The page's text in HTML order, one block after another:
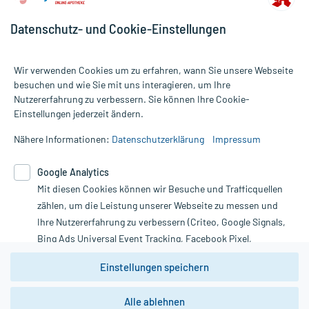
Alle Preise gelten inkl. MwSt., ggf. zzgl. Versandkosten
Informationen auf dieser Website werden ausschließlich für
die Untersuchung und Behandlung durch einen Arzt. Bitte
Therapien eingeleitet werden können. | Diese Webseite benutzt
Google Analytics. Lesen Sie bitte dazu die wichtigen Hinweise in
unserer Datenschutzerklärung. Für den Widerruf einer Bestellung
nutzen Sie das Formular:
Vertrag widerrufen
*Hinweise zu unseren Aktionen und Bewertungen
Datenschutz- und Cookie-Einstellungen
Wir verwenden Cookies um zu erfahren, wann Sie unsere Webseite
besuchen und wie Sie mit uns interagieren, um Ihre
Nutzererfahrung zu verbessern. Sie können Ihre Cookie-
Einstellungen jederzeit ändern.
Nähere Informationen: Datenschutzerklärung Impressum
Google Analytics
Mit diesen Cookies können wir Besuche und Trafficquellen
zählen, um die Leistung unserer Webseite zu messen und
Ihre Nutzererfahrung zu verbessern (Criteo, Google Signals,
Bing Ads Universal Event Tracking, Facebook Pixel,
Youtube-Social Plugin).
Wir weisen darauf hin, dass die
zwingend den Europäischen Anforderungen gem. EU-
Einstellungen speichern
Alle ablehnen